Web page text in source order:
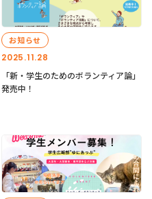
2025.11.28
お知らせ
「新・学生のためのボランティア論」
発売中！